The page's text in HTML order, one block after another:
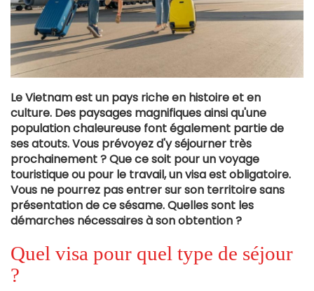
Le Vietnam est un pays riche en histoire et en
culture. Des paysages magnifiques ainsi qu'une
population chaleureuse font également partie de
ses atouts. Vous prévoyez d'y séjourner très
prochainement ? Que ce soit pour un voyage
touristique ou pour le travail, un visa est obligatoire.
Vous ne pourrez pas entrer sur son territoire sans
présentation de ce sésame. Quelles sont les
démarches nécessaires à son obtention ?
Quel visa pour quel type de séjour
?